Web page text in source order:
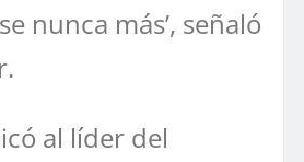
nunca más’, señaló
al líder del